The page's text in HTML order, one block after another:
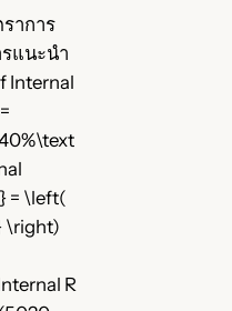
าการ
แนะนำ
Internal
= \left(
\right)
R